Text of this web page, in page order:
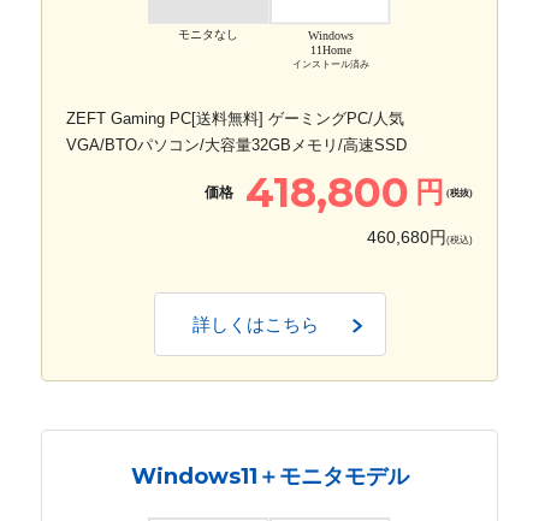
モニタなし
Windows
11Home
インストール済み
ZEFT Gaming PC[送料無料] ゲーミングPC/人気
VGA/BTOパソコン/大容量32GBメモリ/高速SSD
価格 418,800 円 (税抜)
460,680円 (税込)
詳しくはこちら
Windows11＋モニタモデル